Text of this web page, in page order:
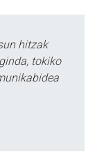
hitzak
tokiko